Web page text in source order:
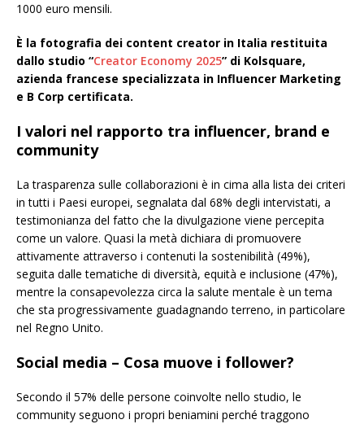
1000 euro mensili.
È la fotografia dei content creator in Italia restituita
dallo studio “Creator Economy 2025” di Kolsquare,
azienda francese specializzata in Influencer Marketing
e B Corp certificata.
I valori nel rapporto tra influencer, brand e
community
La trasparenza sulle collaborazioni è in cima alla lista dei criteri
in tutti i Paesi europei, segnalata dal 68% degli intervistati, a
testimonianza del fatto che la divulgazione viene percepita
come un valore. Quasi la metà dichiara di promuovere
attivamente attraverso i contenuti la sostenibilità (49%),
seguita dalle tematiche di diversità, equità e inclusione (47%),
mentre la consapevolezza circa la salute mentale è un tema
che sta progressivamente guadagnando terreno, in particolare
nel Regno Unito.
Social media – Cosa muove i follower?
Secondo il 57% delle persone coinvolte nello studio, le
community seguono i propri beniamini perché traggono